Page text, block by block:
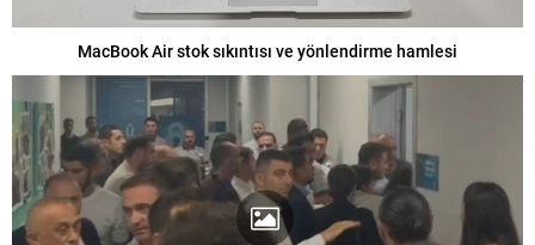
MacBook Air stok sıkıntısı ve yönlendirme hamlesi